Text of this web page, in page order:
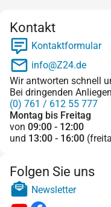
Kontakt
Kontaktformular
info@Z24.de
Wir antworten schnell
Bei dringenden
(0) 761 / 612 55 777
Montag bis Freitag
von 09:00 - 12:00
und 13:00 - 16:00
Folgen Sie uns
Newsletter